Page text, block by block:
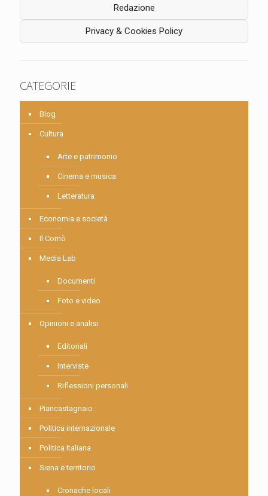
Redazione
Privacy & Cookies Policy
CATEGORIE
Blog
Cultura
Arte e patrimonio
Cinema e musica
Letteratura
Economia e società
Il Comò
Media Lab
Documenti
Foto e video
Opinioni e analisi
Editoriali
Interviste
Riflessioni personali
Piancastagnaio
Politica internazionale
Politica Italiana
Siena e territorio
Cronache locali